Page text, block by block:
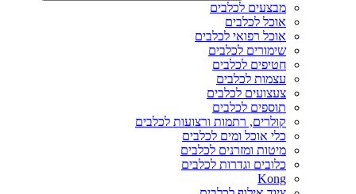
מבצעים לכלבים
אוכל לכלבים
אוכל רפואי לכלבים
שימורים לכלבים
חטיפים לכלבים
עצמות לכלבים
צעצועים לכלבים
תוספים לכלבים
קולרים, רתמות ורצועות לכלבים
כלי אוכל ומים לכלבים
מיטות ומזרנים לכלבים
כלובים וגדרות לכלבים
Kong